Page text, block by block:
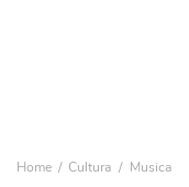
Home Cultura Musica